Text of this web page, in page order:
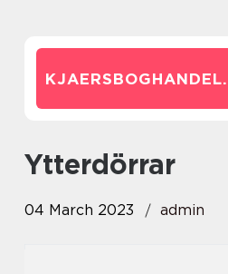
KJAERSBOGHANDEL.
Ytterdörrar
04 March 2023 admin